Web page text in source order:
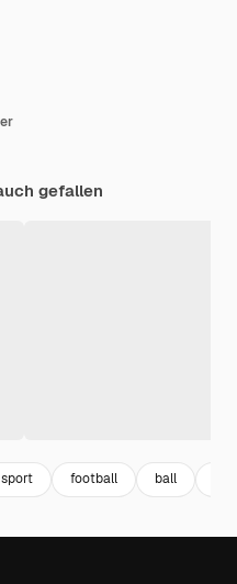
gefallen
sport football ball